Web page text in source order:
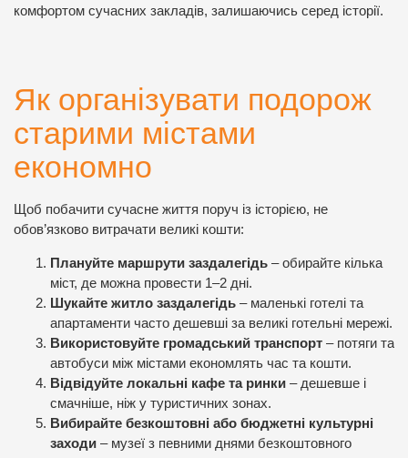
комфортом сучасних закладів, залишаючись серед історії.
Як організувати подорож
старими містами
економно
Щоб побачити сучасне життя поруч із історією, не
обов’язково витрачати великі кошти:
Плануйте маршрути заздалегідь – обирайте кілька
міст, де можна провести 1–2 дні.
Шукайте житло заздалегідь – маленькі готелі та
апартаменти часто дешевші за великі готельні мережі.
Використовуйте громадський транспорт – потяги та
автобуси між містами економлять час та кошти.
Відвідуйте локальні кафе та ринки – дешевше і
смачніше, ніж у туристичних зонах.
Вибирайте безкоштовні або бюджетні культурні
заходи – музеї з певними днями безкоштовного